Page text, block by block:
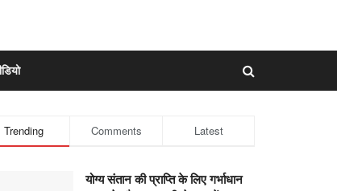
Trending Comments Latest
योग्य संतान की प्राप्ति के लिए गर्भाधान